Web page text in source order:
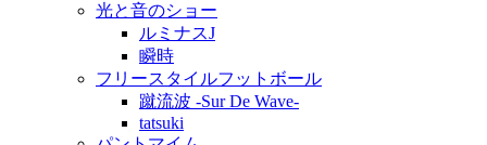
光と音のショー
ルミナスJ
瞬時
フリースタイルフットボール
蹴流波 -Sur De Wave-
tatsuki